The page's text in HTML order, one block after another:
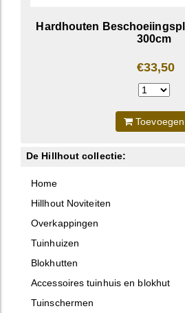
Hardhouten
300cm
€33,50
Toevoegen
De Hillhout collectie:
Home
Hillhout Noviteiten
Overkappingen
Tuinhuizen
Blokhutten
Accessoires tuinhuis en blokhut
Tuinschermen